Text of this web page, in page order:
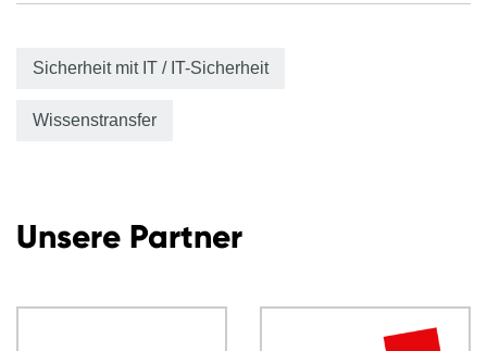
Sicherheit mit IT / IT-Sicherheit
Wissenstransfer
Unsere Partner